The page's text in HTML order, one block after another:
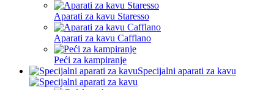
Aparati za kavu Staresso
Aparati za kavu Cafflano
Peći za kampiranje
Specijalni aparati za kavu